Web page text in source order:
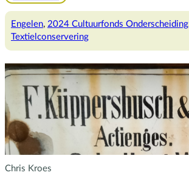
winnen
Cultuurfonds
Engelen, 2024 Cultuurfonds Onderscheiding
Textielconservering
Chris Kroes